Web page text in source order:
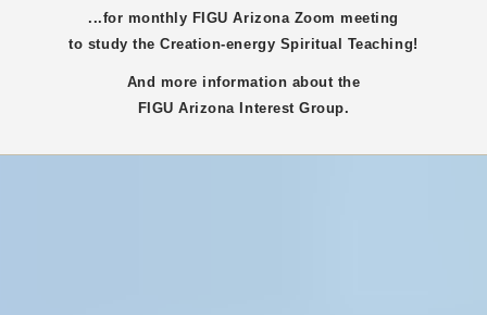
...for monthly FIGUArizona Zoom meeting
to study the Creation-energy Spiritual Teaching!
And more information about the
FIGUArizonaInterest Group.